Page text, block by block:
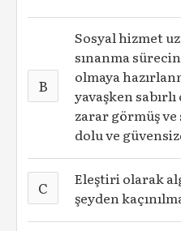
B
Sosyal hizmet
sınanma
olmaya
yavaşken
zarar görmüş
dolu ve
C
Eleştiri olarak
şeyden